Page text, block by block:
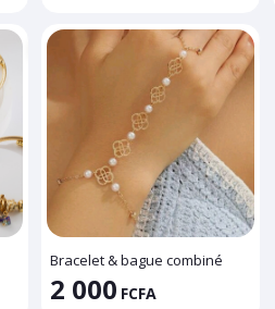
Bracelet & bague combiné
2 000 FCFA